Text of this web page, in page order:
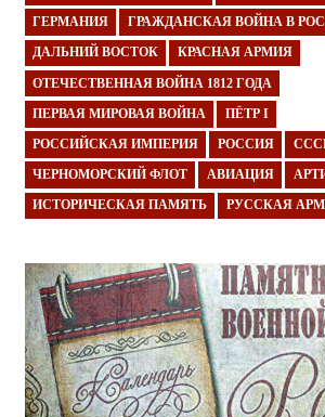
ГЕРМАНИЯ ГРАЖДАНСКАЯ ВОЙНА В
ДАЛЬНИЙ ВОСТОК КРАСНАЯ АРМИЯ
ОТЕЧЕСТВЕННАЯ ВОЙНА 1812 ГОДА
ПЕРВАЯ МИРОВАЯ ВОЙНА ПЁТР I
РОССИЙСКАЯ ИМПЕРИЯ РОССИЯ
ЧЕРНОМОРСКИЙ ФЛОТ АВИАЦИЯ
ИСТОРИЧЕСКАЯ ПАМЯТЬ РУССКАЯ